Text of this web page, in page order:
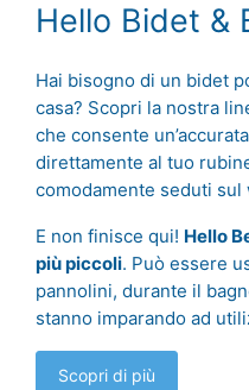
Hello Bidet &
Hai bisogno di un bidet
casa? Scopri la nostra
che consente un’accurata
direttamente al tuo
comodamente seduti
E non finisce qui! Hello
più piccoli. Può essere
pannolini, durante il
stanno imparando ad
Scopri di più